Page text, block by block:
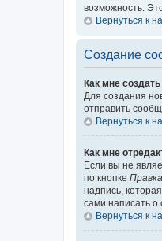
возможность.
Вернуться к
Создание
Как мне
Для создания
отправить
Вернуться к
Как мне
Если вы не
по кнопке Правка
надпись,
сами написать о
Вернуться к